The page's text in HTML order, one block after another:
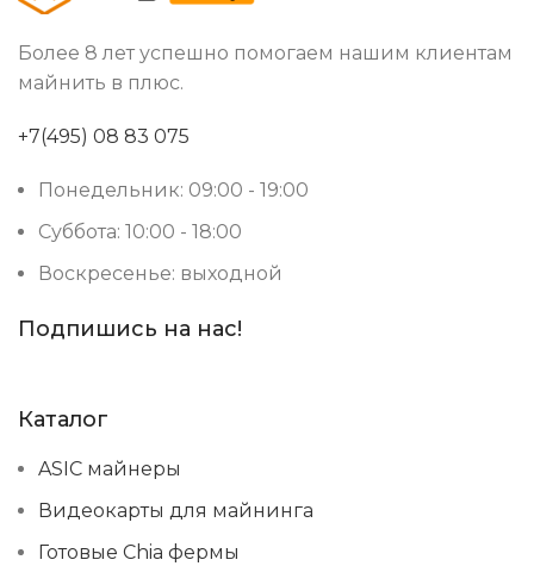
Более 8 лет успешно помогаем нашим клиентам
майнить в плюс.
+7(495) 08 83 075
Понедельник: 09:00 - 19:00
Суббота: 10:00 - 18:00
Воскресенье: выходной
Подпишись на нас!
Каталог
ASIC майнеры
Видеокарты для майнинга
Готовые Chia фермы